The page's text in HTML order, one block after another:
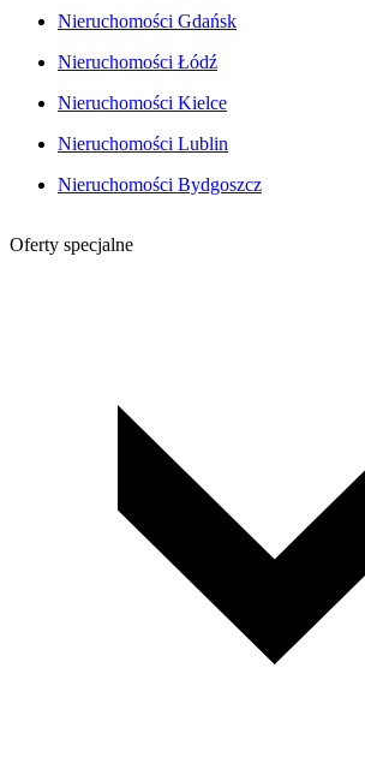
Nieruchomości Gdańsk
Nieruchomości Łódź
Nieruchomości Kielce
Nieruchomości Lublin
Nieruchomości Bydgoszcz
Oferty specjalne